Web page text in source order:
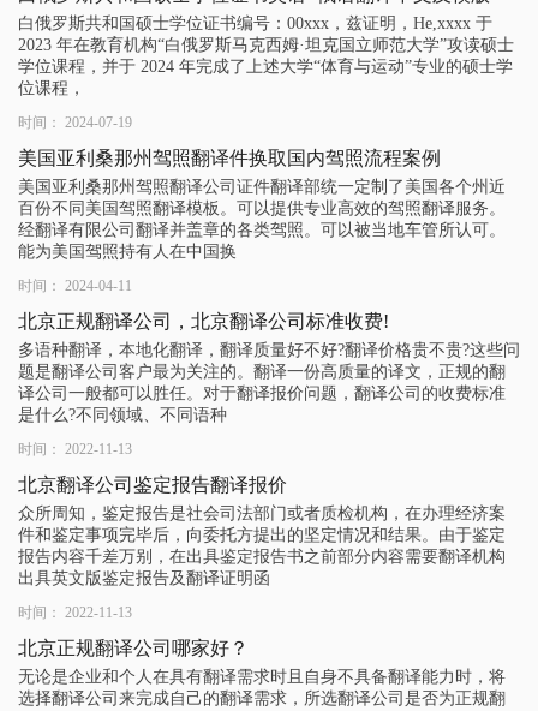
白俄罗斯共和国硕士学位证书编号：00xxx，兹证明，He,xxxx 于
2023 年在教育机构“白俄罗斯马克西姆·坦克国立师范大学”攻读硕士
学位课程，并于 2024 年完成了上述大学“体育与运动”专业的硕士学
位课程，
时间： 2024-07-19
美国亚利桑那州驾照翻译件换取国内驾照流程案例
美国亚利桑那州驾照翻译公司证件翻译部统一定制了美国各个州近
百份不同美国驾照翻译模板。可以提供专业高效的驾照翻译服务。
经翻译有限公司翻译并盖章的各类驾照。可以被当地车管所认可。
能为美国驾照持有人在中国换
时间： 2024-04-11
北京正规翻译公司，北京翻译公司标准收费!
多语种翻译，本地化翻译，翻译质量好不好?翻译价格贵不贵?这些问
题是翻译公司客户最为关注的。翻译一份高质量的译文，正规的翻
译公司一般都可以胜任。对于翻译报价问题，翻译公司的收费标准
是什么?不同领域、不同语种
时间： 2022-11-13
北京翻译公司鉴定报告翻译报价
众所周知，鉴定报告是社会司法部门或者质检机构，在办理经济案
件和鉴定事项完毕后，向委托方提出的坚定情况和结果。由于鉴定
报告内容千差万别，在出具鉴定报告书之前部分内容需要翻译机构
出具英文版鉴定报告及翻译证明函
时间： 2022-11-13
北京正规翻译公司哪家好？
无论是企业和个人在具有翻译需求时且自身不具备翻译能力时，将
选择翻译公司来完成自己的翻译需求，所选翻译公司是否为正规翻